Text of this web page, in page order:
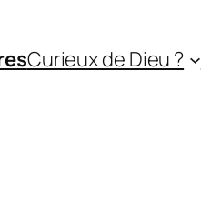
Curieux de Dieu ?